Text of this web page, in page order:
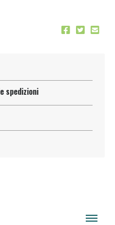
spedizioni
fino al 40% valido